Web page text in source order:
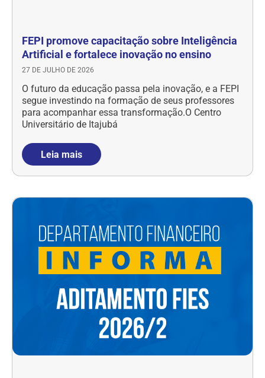
FEPI promove capacitação sobre Inteligência
Artificial e fortalece inovação no ensino
27 DE JULHO DE 2026
O futuro da educação passa pela inovação, e a FEPI
segue investindo na formação de seus professores
para acompanhar essa transformação.O Centro
Universitário de Itajubá
Leia mais